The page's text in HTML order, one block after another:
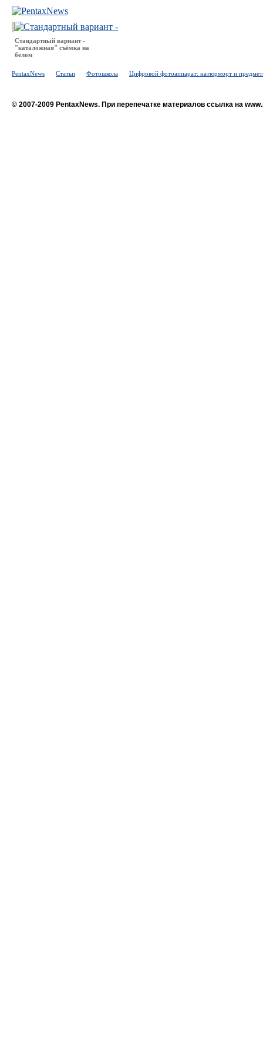
Стандартный вариант -
"каталожная" съёмка на
белом
PentaxNews Статьи Фотошкола Цифровой фотоаппарат: натюрморт и
© 2007-2009 PentaxNews. При перепечатке материалов ссылка на